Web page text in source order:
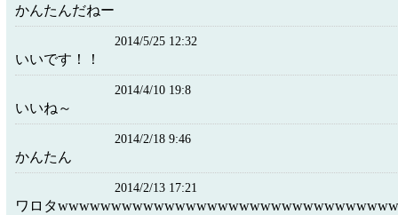
かんたんだねー
2014/5/25 12:32
いいです！！
2014/4/10 19:8
いいね～
2014/2/18 9:46
かんたん
2014/2/13 17:21
ワロタ